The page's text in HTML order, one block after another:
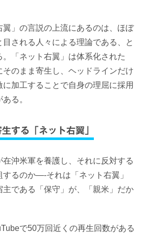
翼」の言説の上流にあるのは、ほぼ
される人々による理論である、と
「ネット右翼」は体系化された
そのまま寄生し、ヘッドラインだけ
に加工することで自身の理屈に採用
る。
する「ネット右翼」
在沖米軍を養護し、それに反対する
するのか―-それは 「ネット右翼」
主である「保守」が、「親米」だか
で50万回近くの再生回数がある